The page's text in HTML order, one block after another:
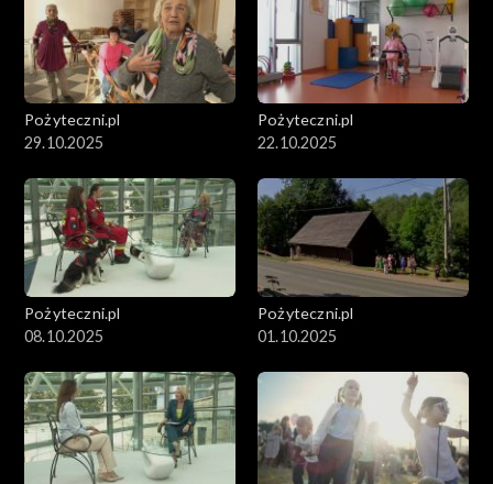
Pożyteczni.pl
29.10.2025
Pożyteczni.pl
22.10.2025
Pożyteczni.pl
08.10.2025
Pożyteczni.pl
01.10.2025